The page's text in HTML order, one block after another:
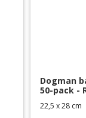
Dogman
50-pack -
22,5 x 28 cm